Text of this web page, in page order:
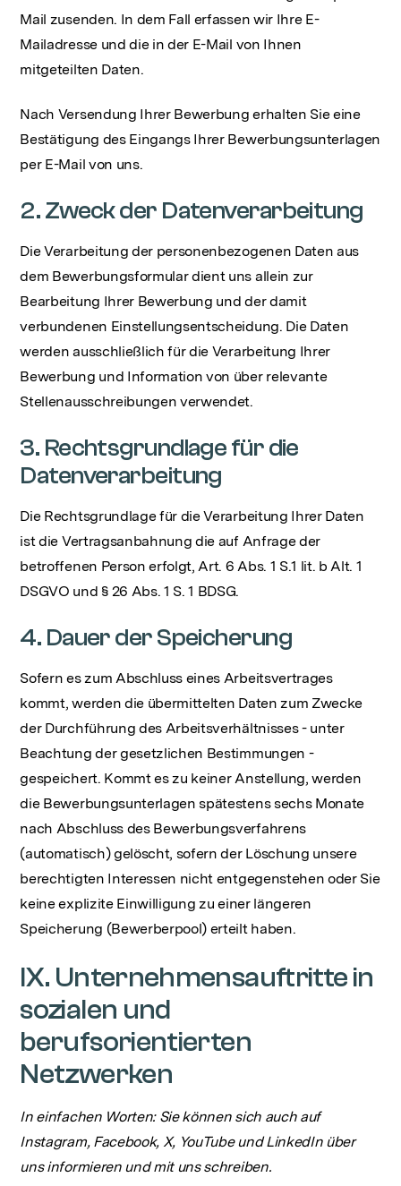
Mail zusenden. In dem Fall erfassen wir Ihre E-
Mailadresse und die in der E-Mail von Ihnen
mitgeteilten Daten.
Nach Versendung Ihrer Bewerbung erhalten Sie eine
Bestätigung des Eingangs Ihrer Bewerbungsunterlagen
per E-Mail von uns.
2. Zweck der Datenverarbeitung
Die Verarbeitung der personenbezogenen Daten aus
dem Bewerbungsformular dient uns allein zur
Bearbeitung Ihrer Bewerbung und der damit
verbundenen Einstellungsentscheidung. Die Daten
werden ausschließlich für die Verarbeitung Ihrer
Bewerbung und Information von über relevante
Stellenausschreibungen verwendet.
3. Rechtsgrundlage für die
Datenverarbeitung
Die Rechtsgrundlage für die Verarbeitung Ihrer Daten
ist die Vertragsanbahnung die auf Anfrage der
betroffenen Person erfolgt, Art. 6 Abs. 1 S.1 lit. b Alt. 1
DSGVO und § 26 Abs. 1 S. 1 BDSG.
4. Dauer der Speicherung
Sofern es zum Abschluss eines Arbeitsvertrages
kommt, werden die übermittelten Daten zum Zwecke
der Durchführung des Arbeitsverhältnisses - unter
Beachtung der gesetzlichen Bestimmungen -
gespeichert. Kommt es zu keiner Anstellung, werden
die Bewerbungsunterlagen spätestens sechs Monate
nach Abschluss des Bewerbungsverfahrens
(automatisch) gelöscht, sofern der Löschung unsere
berechtigten Interessen nicht entgegenstehen oder Sie
keine explizite Einwilligung zu einer längeren
Speicherung (Bewerberpool) erteilt haben.
IX. Unternehmensauftritte in
sozialen und
berufsorientierten
Netzwerken
‍In einfachen Worten: Sie können sich auch auf
Instagram, Facebook, X, YouTube und LinkedIn über
uns informieren und mit uns schreiben.